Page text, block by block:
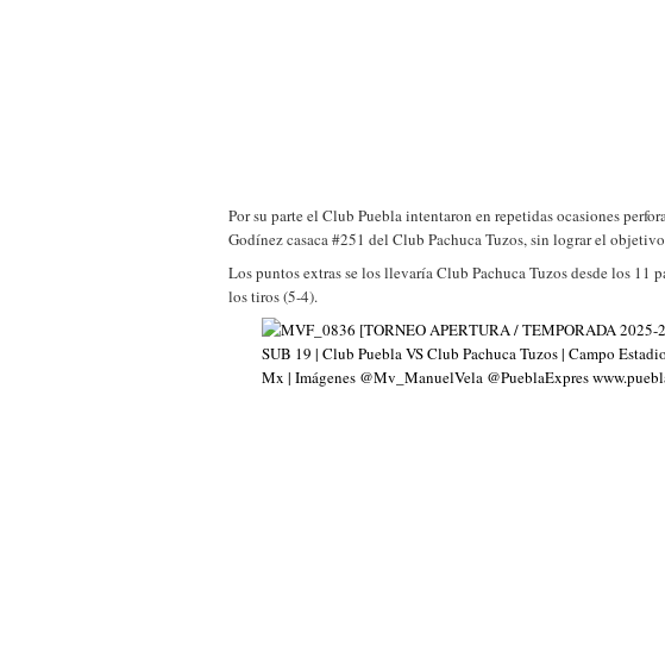
Por su parte el Club Puebla intentaron en repetidas ocasiones
Godínez casaca #251 del Club Pachuca Tuzos, sin lograr el
Los puntos extras se los llevaría Club Pachuca Tuzos desde los 11
los tiros (5-4).